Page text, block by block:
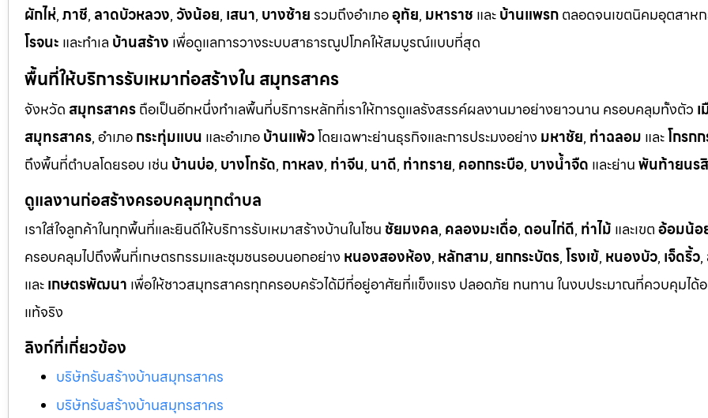
ผักไห่,ภาชี, ลาดบัวหลวง,วังน้อย, เสนา, บางซ้ายรวมถึงอำเภออุทัย, มหาราช และบ้านแพรกตลอดจนเขตนิคมอุตสาห
โรจนะ และทำเล บ้านสร้าง เพื่อดูแลการวางระบบสาธารณูปโภคให้สมบูรณ์แบบที่สุด
พื้นที่ให้บริการรับเหมาก่อสร้างใน สมุทรสาคร
จังหวัด สมุทรสาครถือเป็นอีกหนึ่งทำเลพื้นที่บริการหลักที่เราให้การดูแลรังสรรค์ผลงานมาอย่างยาวนาน ครอบคลุมทั้งตัว
สมุทรสาคร, อำเภอกระทุ่มแบน และอำเภอบ้านแพ้วโดยเฉพาะย่านธุรกิจและการประมงอย่าง มหาชัย, ท่าฉลอม และโกรก
ถึงพื้นที่ตำบลโดยรอบ เช่น บ้านบ่อ, บางโทรัด, กาหลง, ท่าจีน, นาดี, ท่าทราย, คอกกระบือ, บางน้ำจืด และย่านพันท้ายนร
ดูแลงานก่อสร้างครอบคลุมทุกตำบล
เราใส่ใจลูกค้าในทุกพื้นที่และยินดีให้บริการรับเหมาสร้างบ้านในโซน ชัยมงคล, คลองมะเดื่อ, ดอนไก่ดี, ท่าไม้ และเขตอ้อมน้อ
ครอบคลุมไปถึงพื้นที่เกษตรกรรมและชุมชนรอบนอกอย่าง หนองสองห้อง, หลักสาม, ยกกระบัตร,โรงเข้, หนองบัว, เจ็ดริ้ว,
และเกษตรพัฒนา เพื่อให้ชาวสมุทรสาครทุกครอบครัวได้มีที่อยู่อาศัยที่แข็งแรง ปลอดภัย ทนทาน ในงบประมาณที่ควบคุมได้
แท้จริง
ลิงก์ที่เกี่ยวข้อง
บริษัทรับสร้างบ้านสมุทรสาคร
บริษัทรับสร้างบ้านสมุทรสาคร